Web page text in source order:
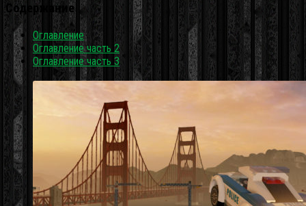
Содержание
Оглавление
Оглавление часть 2
Оглавление часть 3